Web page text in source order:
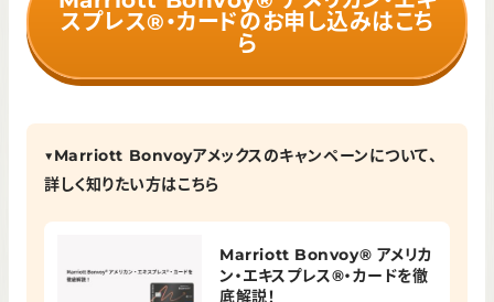
スプレス®・カードのお申し込みはこち
ら
▼Marriott Bonvoyアメックスのキャンペーンについて、
詳しく知りたい方はこちら
Marriott Bonvoy® アメリカ
ン・エキスプレス®・カードを徹
底解説！